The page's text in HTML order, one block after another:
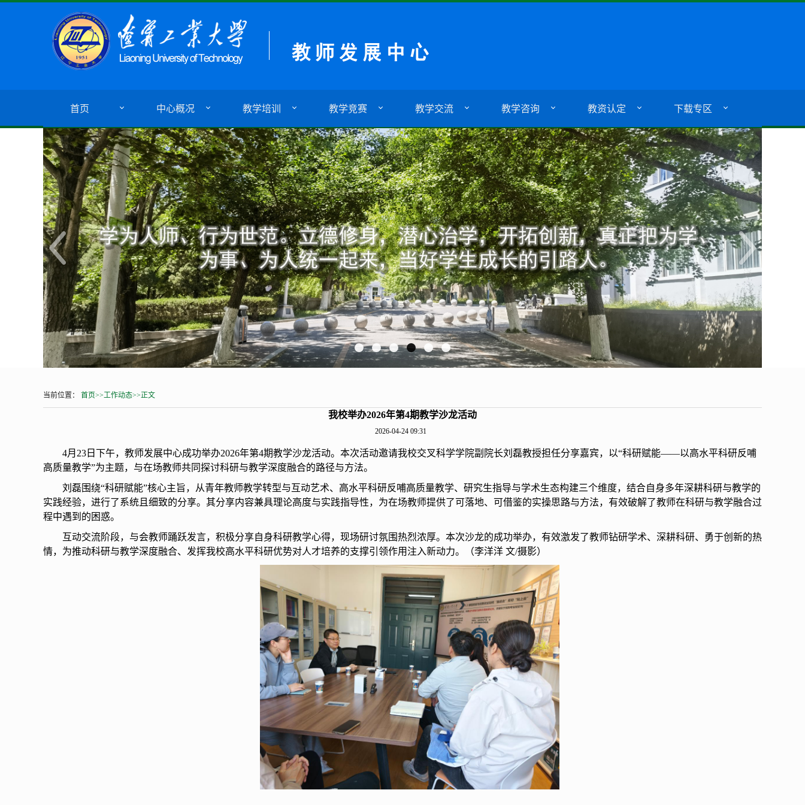
首页 中心概况 教学培训 教学竞赛 教学交流 教学咨询 教资认定 下载专区
当前位置： 首页>>工作动态>>正文
我校举办2026年第4期教学沙龙活动
2026-04-24 09:31
4月23日下午，教师发展中心成功举办2026年第4期教学沙龙活动。本次活动邀请我校交叉科学学院副院长刘磊教授担任分享嘉宾， 以“科研赋能——以高水平科研反哺
高质量教学”为主题，与在场教师共同探讨科研与教学深度融合的路径与方法。
刘磊围绕“科研赋能”核心主旨，从青年教师教学转型与互动艺术、高水平科研反哺高质量教学、研究生指导与学术生态构建三个维度，结合自身多年深耕科研与教学的
实践经验，进行了系统且细致的分享。其分享内容兼具理论高度与实践指导性，为在场教师提供了可落地、可借鉴的实操思路与方法，有效破解了教师在科研与教学融合过
程中遇到的困惑。
互动交流阶段，与会教师踊跃发言，积极分享自身科研教学心得，现场研讨氛围热烈浓厚。本次沙龙的成功举办，有效激发了教师钻研学术、深耕科研、勇于创新的热
情，为推动科研与教学深度融合、发挥我校高水平科研优势对人才培养的支撑引领作用注入新动力。
（李洋洋 文/摄影）